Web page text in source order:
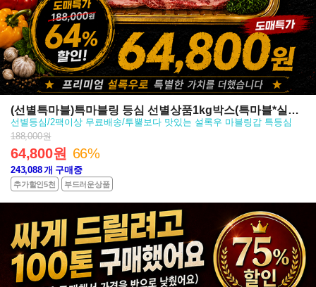
(선별특마블)특마블링 등심 선별상품1kg박스(특마블*실속
도매팩)
선별등심/2팩이상 무료배송/투뿔보다 맛있는 설록우 마블링갑 특등심
188,000원
64,800원 66%
243,088개 구매중
추가할인5천 부드러운상품